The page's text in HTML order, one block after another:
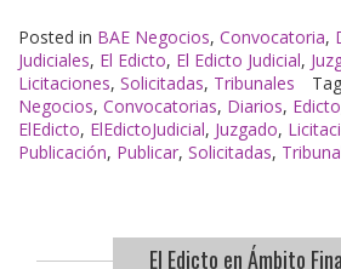
BAE
Negocios»
Posted in BAE Negocios, Convocatoria,
Judiciales, El Edicto, El Edicto Judicial,
Licitaciones, Solicitadas, Tribunales
Negocios, Convocatorias, Diarios, Edicto
ElEdicto, ElEdictoJudicial, Juzgado,
Publicación, Publicar, Solicitadas,
El Edicto en Ámbito